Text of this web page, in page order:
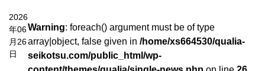
2026
年06
月26
日
Warning: foreach() argument must be of type
array|object, false given in /home/xs664530/qualia-
seikotsu.com/public_html/wp-